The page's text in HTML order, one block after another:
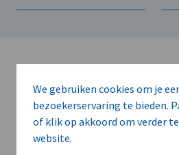
We gebruiken cookies om je
bezoekerservaring te bieden.
of klik op akkoord om verder
website.Kort de